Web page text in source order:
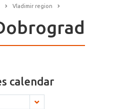
Vladimir region
calendar